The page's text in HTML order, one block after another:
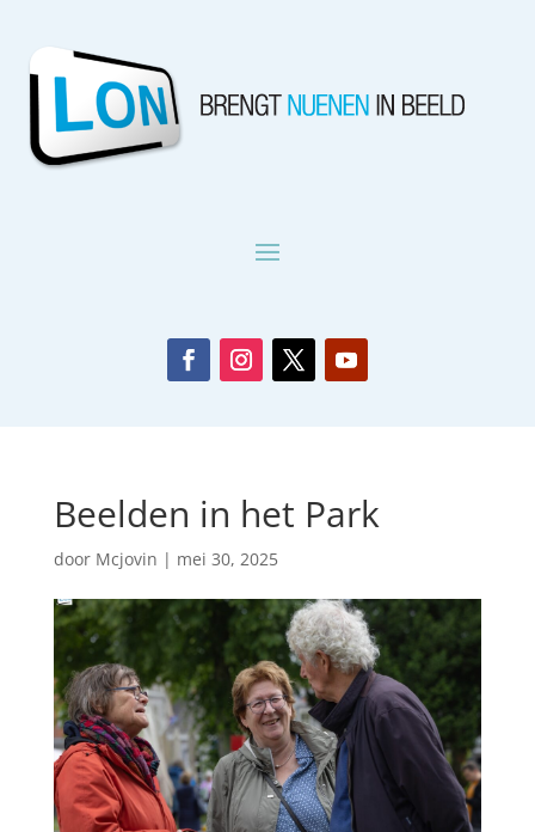
Beelden in het Park
door Mcjovin | mei 30, 2025